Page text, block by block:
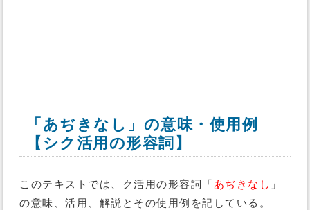
「あぢきなし」の意味・使用例
【シク活用の形容詞】
このテキストでは、ク活用の形容詞「 あぢきなし 」
の意味、活用、解説とその使用例を記している。